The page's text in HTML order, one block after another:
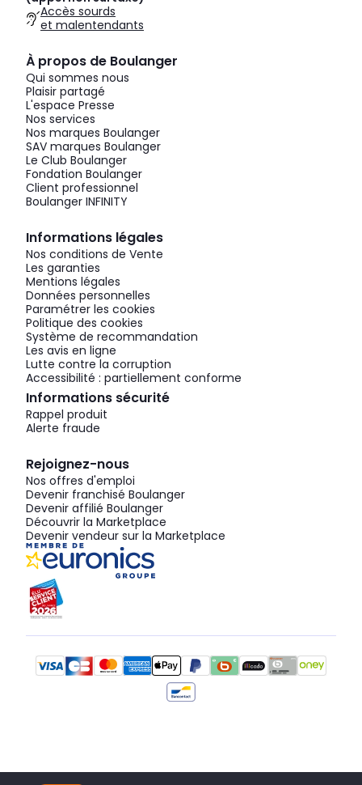
Accès sourds
et malentendants
À propos de Boulanger
Qui sommes nous
Plaisir partagé
L'espace Presse
Nos services
Nos marques Boulanger
SAV marques Boulanger
Le Club Boulanger
Fondation Boulanger
Client professionnel
Boulanger INFINITY
Informations légales
Nos conditions de Vente
Les garanties
Mentions légales
Données personnelles
Paramétrer les cookies
Politique des cookies
Système de recommandation
Les avis en ligne
Lutte contre la corruption
Accessibilité : partiellement conforme
Informations sécurité
Rappel produit
Alerte fraude
Rejoignez-nous
Nos offres d'emploi
Devenir franchisé Boulanger
Devenir affilié Boulanger
Découvrir la Marketplace
Devenir vendeur sur la Marketplace